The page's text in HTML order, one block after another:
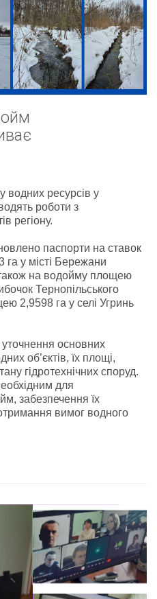
водних ресурсів у
роботи з
регіону.
паспорти на ставок
у місті Бережани
на водойму площею
Тернопільського
2,9598 га у селі Угринь
основних
об’єктів, їх площі,
гідротехнічних споруд.
для
забезпечення їх
вимог водного